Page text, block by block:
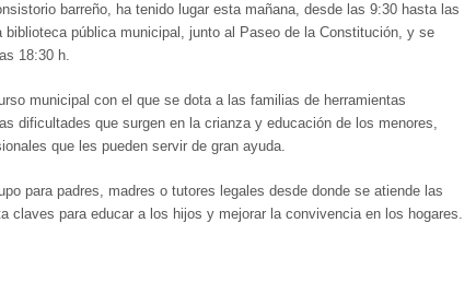
barreño, ha tenido lugar esta mañana, desde las 9:30 hasta las
pública municipal, junto al Paseo de la Constitución, y se
18:30 h.
municipal con el que se dota a las familias de herramientas
dificultades que surgen en la crianza y educación de los menores,
que les pueden servir de gran ayuda.
para padres, madres o tutores legales desde donde se atiende las
claves para educar a los hijos y mejorar la convivencia en los hogares.